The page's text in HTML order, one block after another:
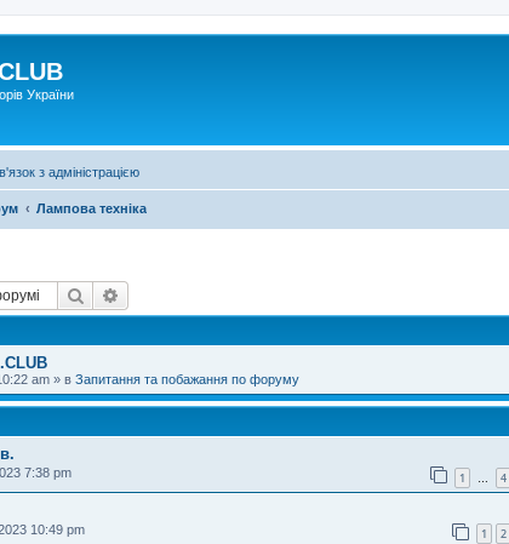
України
з адміністрацією
Лампова техніка
Пошук
am » в Запитання та побажання по форуму
7:38 pm 1 … 4
10:49 pm 1 2